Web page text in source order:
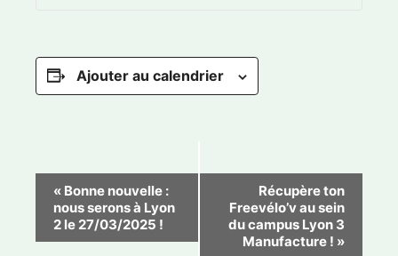
Ajouter au calendrier
v
« Bonne nouvelle :
nous serons à Lyon
2 le 27/03/2025 !
Récupère ton
Freevélo’v au sein
du campus Lyon 3
Manufacture ! »